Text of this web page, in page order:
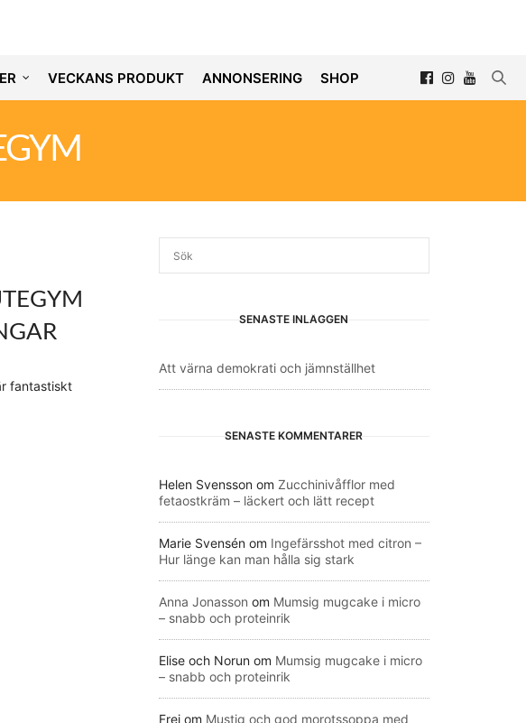
VECKANS PRODUKT ANNONSERING SHOP
fantastiskt
SENASTE INLÄGGEN
Att värna demokrati och jämnställhet
SENASTE KOMMENTARER
Helen Svensson om Zucchinivåfflor med
fetaostkräm – läckert och lätt recept
Marie Svensén om Ingefärsshot med citron –
Hur länge kan man hålla sig stark
Anna Jonasson om Mumsig mugcake i micro
– snabb och proteinrik
Elise och Norun om Mumsig mugcake i micro
– snabb och proteinrik
Frei om Mustig och god morotssoppa med